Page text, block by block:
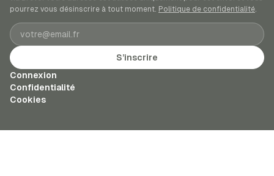
pourrez vous désinscrire à tout moment. Politique de confidentialité.
Adresse e-mail
S’inscrire
Connexion
Confidentialité
Cookies